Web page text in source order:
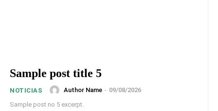
Sample post title 5
NOTICIAS Author Name - 09/08/2026
Sample post no 5 excerpt.